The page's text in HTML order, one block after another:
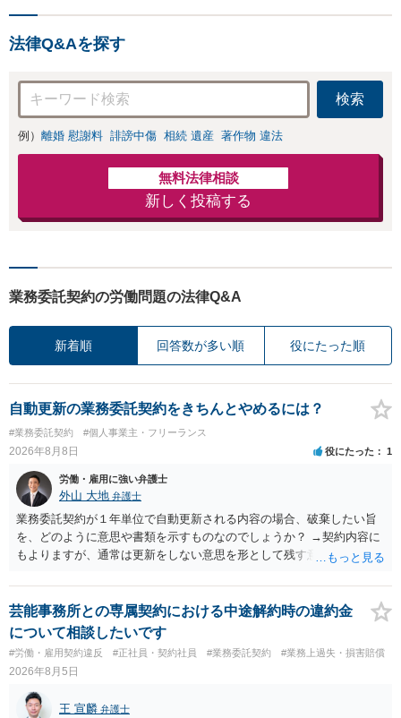
法律Q&Aを探す
検索
例） 離婚 慰謝料 誹謗中傷 相続 遺産 著作物 違法
無料法律相談
新しく投稿する
業務委託契約の労働問題の法律Q&A
新着順 回答数が多い順 役にたった順
自動更新の業務委託契約をきちんとやめるには？
#業務委託契約 #個人事業主・フリーランス
2026年8月8日 役にたった 1
労働・雇用に強い弁護士
外山 大地 弁護士
業務委託契約が１年単位で自動更新される内容の場合、破棄したい旨
を、どのように意思や書類を示すものなのでしょうか？ →契約内容に
もよりますが、通常は更新をしない意思を形として残す意味で、書面
の確保の他に何か企業側にメリットがあるのでしょうか？ →企業側の
メリットは分かりかねますが、ご質問者様が業務を受託する側のお立
場であれば、自動更新で契約が延長されると、企業側は報酬を支払う
義務を負うことになるので（ご質問者様も業務を提供する義務を負
う）、放置をすることは望ましい状態ではないと思料いたします。
芸能事務所との専属契約における中途解約時の違約金
について相談したいです
#労働・雇用契約違反 #正社員・契約社員 #業務委託契約 #業務上過失・損害賠償
2026年8月5日
王 宣麟 弁護士